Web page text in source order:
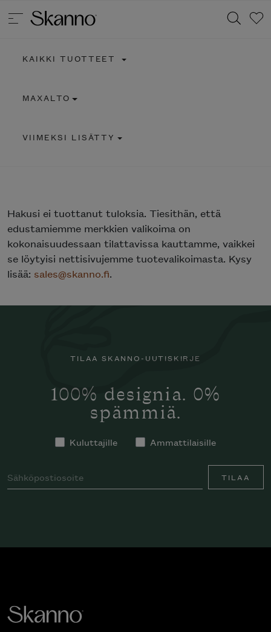
KAIKKI TUOTTEET
MAXALTO
VIIMEKSI LISÄTTY
Hakusi ei tuottanut tuloksia. Tiesithän, että
edustamiemme merkkien valikoima on
kokonaisuudessaan tilattavissa kauttamme, vaikkei
se löytyisi nettisivujemme tuotevalikoimasta. Kysy
lisää: sales@skanno.fi.
TILAA SKANNO-UUTISKIRJE
100% designia. 0%
spämmiä.
Kuluttajille Ammattilaisille
TILAA